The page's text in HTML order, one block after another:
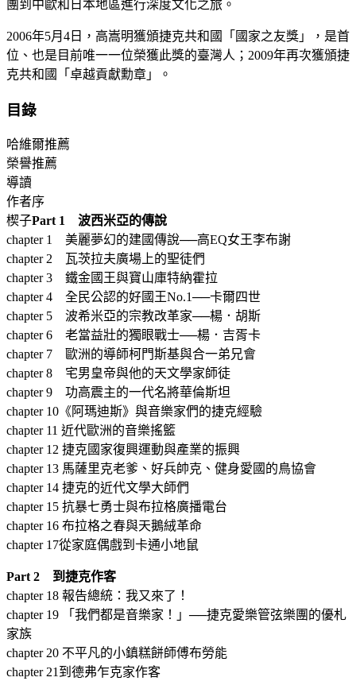
團到中歐和日本地區進行深度文化之旅。
2006年5月4日，高嵩明獲頒捷克共和國「國家之友獎」，是首
位、也是目前唯一一位榮獲此獎的臺灣人；2009年再次獲頒捷
克共和國「卓越貢獻勳章」。
目錄
哈維爾推薦
榮譽推薦
導讀
作者序
楔子Part 1 波西米亞的傳說
chapter 1 美麗夢幻的建國傳說──高EQ女王李布謝
chapter 2 瓦茨拉夫廣場上的聖徒們
chapter 3 鐵金國王與寶山庫特納霍拉
chapter 4 全民公認的好國王No.1──卡爾四世
chapter 5 波希米亞的宗教改革家──楊．胡斯
chapter 6 老當益壯的獨眼戰士──楊．吉胥卡
chapter 7 歐洲的導師柯門斯基與合一弟兄會
chapter 8 宅男皇帝與他的天文學家師徒
chapter 9 功高震主的一代名將華倫斯坦
chapter 10《阿瑪迪斯》與音樂家們的捷克經驗
chapter 11 近代歐洲的音樂搖籃
chapter 12 捷克國家復興運動與產業的振興
chapter 13 馬薩里克老爹、好兵帥克、健身愛國的鳥協會
chapter 14 捷克的近代文學大師們
chapter 15 抗暴七勇士與布拉格廣播電台
chapter 16 布拉格之春與天鵝絨革命
chapter 17從家庭偶戲到卡通小地鼠
Part 2 到捷克作客
chapter 18 報告總統：我又來了！
chapter 19 「我們都是音樂家！」──捷克愛樂管弦樂團的優札
家族
chapter 20 不平凡的小鎮糕餅師傅布勞能
chapter 21到德弗乍克家作客